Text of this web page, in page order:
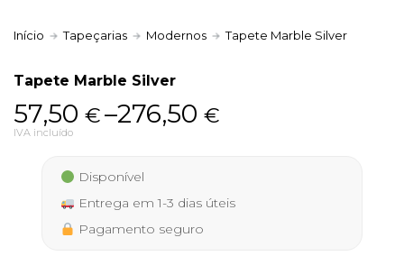
Início Tapeçarias Modernos Tapete Marble Silver
Tapete Marble Silver
57,50 €–276,50€
Price
range:
57,50 €
through
276,50 €
IVA incluído
Disponível
Entrega em 1-3 dias úteis
Pagamento seguro